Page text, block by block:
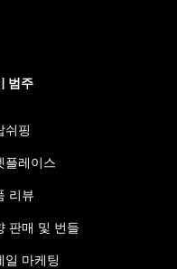
범주
쉬핑
플레이스
리뷰
판매 및 번들
일 마케팅